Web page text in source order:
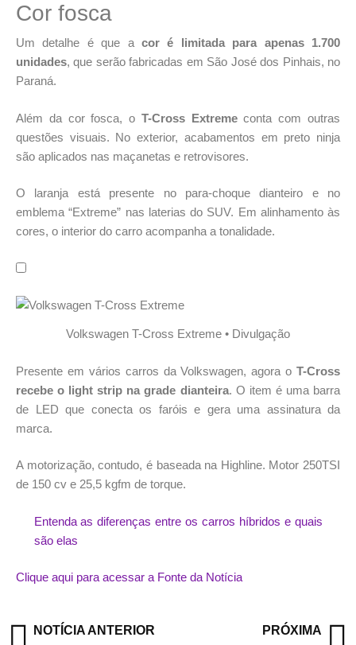
Cor fosca
Um detalhe é que a cor é limitada para apenas 1.700
unidades, que serão fabricadas em São José dos Pinhais, no
Paraná.
Além da cor fosca, o T-Cross Extremeconta com outras
questões visuais. No exterior, acabamentos em preto ninja
são aplicados nas maçanetas e retrovisores.
O laranja está presente no para-choque dianteiro e no
emblema “Extreme” nas laterias do SUV. Em alinhamento às
cores, o interior do carro acompanha a tonalidade.
Volkswagen T-Cross Extreme • Divulgação
Presente em vários carros da Volkswagen, agora o T-Cross
recebe o light strip na grade dianteira. O item é uma barra
de LED que conecta os faróis e gera uma assinatura da
marca.
A motorização, contudo, é baseada na Highline. Motor 250TSI
de 150 cv e 25,5 kgfm de torque.
Entenda as diferenças entre os carros híbridos e quais
são elas
Clique aqui para acessar a Fonte da Notícia
NOTÍCIA ANTERIOR PRÓXIMA